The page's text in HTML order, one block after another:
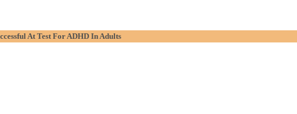
At Test For ADHD In Adults